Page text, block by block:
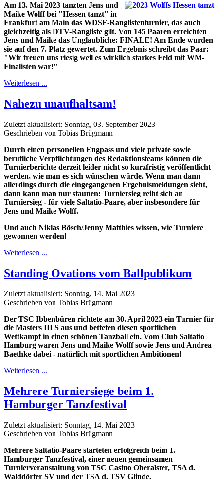
Am 13. Mai 2023 tanzten Jens und
Maike Wolff bei "Hessen tanzt" in
Frankfurt am Main das WDSF-Ranglistenturnier, das auch
gleichzeitig als DTV-Rangliste gilt. Von 145 Paaren erreichten
Jens und Maike das Unglaubliche: FINALE! Am Ende wurden
sie auf den 7. Platz gewertet. Zum Ergebnis schreibt das Paar:
"Wir freuen uns riesig weil es wirklich starkes Feld mit WM-
Finalisten war!"
Weiterlesen ...
Nahezu unaufhaltsam!
Zuletzt aktualisiert: Sonntag, 03. September 2023
Geschrieben von Tobias Brügmann
Durch einen personellen Engpass und viele private sowie
berufliche Verpflichtungen des Redaktionsteams können die
Turnierberichte derzeit leider nicht so kurzfristig veröffentlicht
werden, wie man es sich wünschen würde. Wenn man dann
allerdings durch die eingegangenen Ergebnismeldungen sieht,
dann kann man nur staunen: Turniersieg reiht sich an
Turniersieg - für viele Saltatio-Paare, aber insbesondere für
Jens und Maike Wolff.
Und auch Niklas Bösch/Jenny Matthies wissen, wie Turniere
gewonnen werden!
Weiterlesen ...
Standing Ovations vom Ballpublikum
Zuletzt aktualisiert: Sonntag, 14. Mai 2023
Geschrieben von Tobias Brügmann
Der TSC Ibbenbüren richtete am 30. April 2023 ein Turnier für
die Masters III S aus und betteten diesen sportlichen
Wettkampf in einen schönen Tanzball ein. Vom Club Saltatio
Hamburg waren Jens und Maike Wolff sowie Jens und Andrea
Baethke dabei - natürlich mit sportlichen Ambitionen!
Weiterlesen ...
Mehrere Turniersiege beim 1.
Hamburger Tanzfestival
Zuletzt aktualisiert: Sonntag, 14. Mai 2023
Geschrieben von Tobias Brügmann
Mehrere Saltatio-Paare starteten erfolgreich beim 1.
Hamburger Tanzfestival, einer neuen gemeinsamen
Turnierveranstaltung von TSC Casino Oberalster, TSA d.
Walddörfer SV und der TSA d. TSV Glinde.